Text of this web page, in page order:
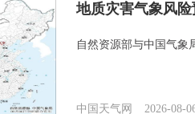
地质灾害气象风
自然资源部与中国气象
中国天气网 2026-08-